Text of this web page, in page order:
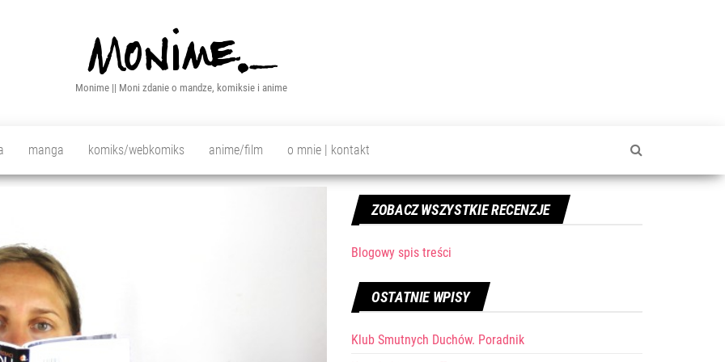
Monime || Moni zdanie o mandze, komiksie i anime
manga komiks/webkomiks anime/film o mnie | kontakt
ZOBACZ WSZYSTKIE RECENZJE
Blogowy spis treści
OSTATNIE WPISY
Klub Smutnych Duchów. Poradnik